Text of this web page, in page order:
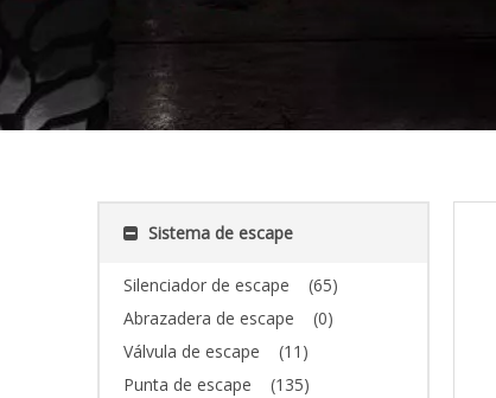
Sistema de escape
Silenciador de escape
(65)
Abrazadera de escape
(0)
Válvula de escape
(11)
Punta de escape
(135)